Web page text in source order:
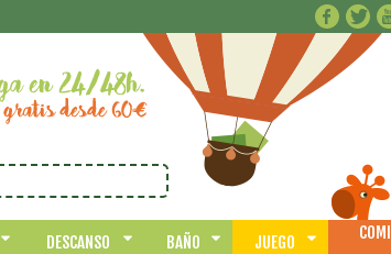
DESCANSO BAÑO JUEGO